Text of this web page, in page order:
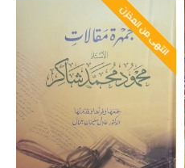
انتهى من المخزن